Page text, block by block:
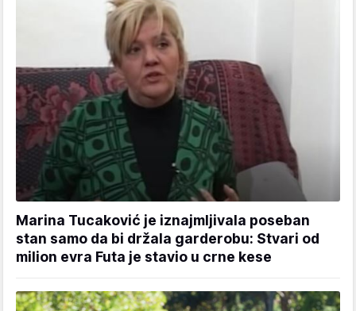
Marina Tucaković je iznajmljivala poseban
stan samo da bi držala garderobu: Stvari od
milion evra Futa je stavio u crne kese